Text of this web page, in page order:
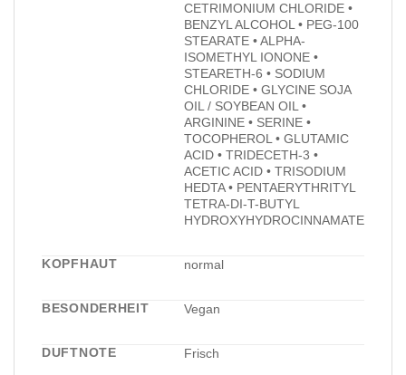
CETRIMONIUM CHLORIDE •
BENZYL ALCOHOL • PEG-100
STEARATE • ALPHA-
ISOMETHYL IONONE •
STEARETH-6 • SODIUM
CHLORIDE • GLYCINE SOJA
OIL / SOYBEAN OIL •
ARGININE • SERINE •
TOCOPHEROL • GLUTAMIC
ACID • TRIDECETH-3 •
ACETIC ACID • TRISODIUM
HEDTA • PENTAERYTHRITYL
TETRA-DI-T-BUTYL
HYDROXYHYDROCINNAMATE
KOPFHAUT normal
BESONDERHEIT Vegan
DUFTNOTE Frisch